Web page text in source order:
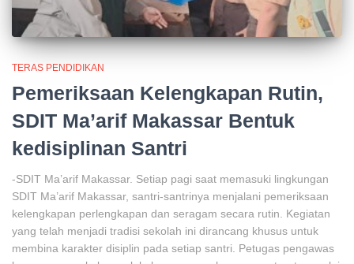
TERAS PENDIDIKAN
Pemeriksaan Kelengkapan Rutin,
SDIT Ma’arif Makassar Bentuk
kedisiplinan Santri
-SDIT Ma’arif Makassar. Setiap pagi saat memasuki lingkungan
SDIT Ma’arif Makassar, santri-santrinya menjalani pemeriksaan
kelengkapan perlengkapan dan seragam secara rutin. Kegiatan
yang telah menjadi tradisi sekolah ini dirancang khusus untuk
membina karakter disiplin pada setiap santri. Petugas pengawas